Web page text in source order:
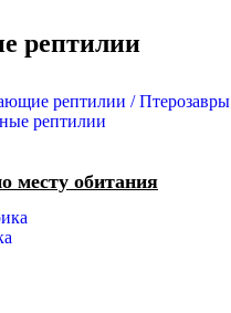
рептилии
рептилии / Птерозавры
рептилии
месту обитания